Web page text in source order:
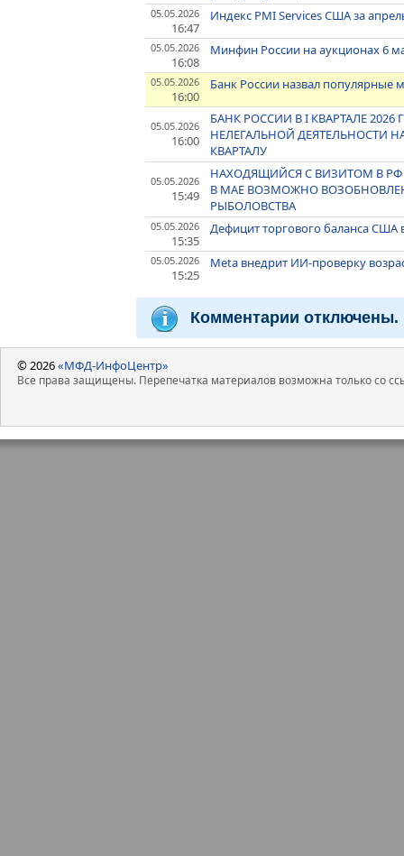
05.05.2026
16:47
Индекс PMI Services США за
05.05.2026
16:08
Минфин России на аукционах 6
05.05.2026
16:00
Банк России назвал
05.05.2026
16:00
БАНК РОССИИ В I КВАРТАЛЕ
НЕЛЕГАЛЬНОЙ ДЕЯТЕЛЬНОСТИ
КВАРТАЛУ
05.05.2026
15:49
НАХОДЯЩИЙСЯ С ВИЗИТОМ В РФ
В МАЕ ВОЗМОЖНО
РЫБОЛОВСТВА
05.05.2026
15:35
Дефицит торгового баланса США
05.05.2026
15:25
Meta внедрит ИИ-проверку
Комментарии отключены.
© 2026«МФД-ИнфоЦентр»
Все права защищены. Перепечатка материалов возможна только со